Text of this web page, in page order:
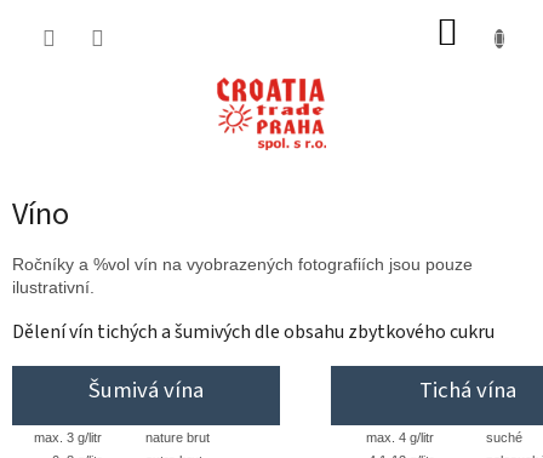
Víno
Ročníky a %vol vín na vyobrazených fotografiích jsou pouze
ilustrativní.
Dělení vín tichých a šumivých dle obsahu zbytkového cukru
Šumivá vína Tichá vína
max. 3 g/litr nature brut max. 4 g/litr
suché